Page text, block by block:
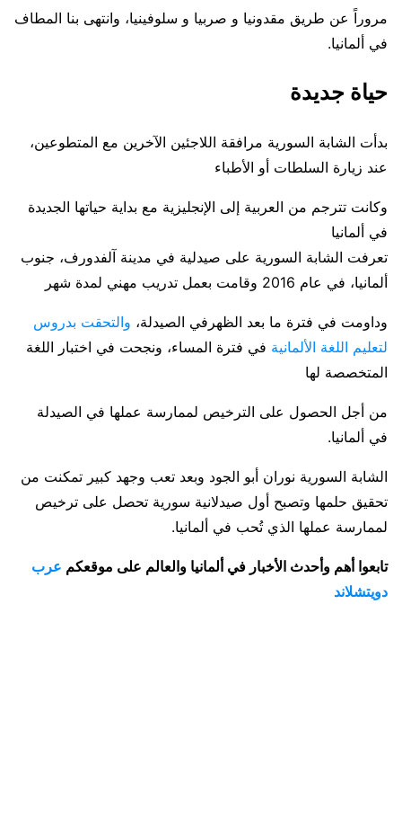
مروراً عن طريق مقدونيا و صربيا و سلوفينيا، وانتهى بنا المطاف
في ألمانيا.
حياة جديدة
بدأت الشابة السورية مرافقة اللاجئين الآخرين مع المتطوعين،
عند زيارة السلطات أو الأطباء
وكانت تترجم من العربية إلى الإنجليزية مع بداية حياتها الجديدة
في ألمانيا
تعرفت الشابة السورية على صيدلية في مدينة آلفدورف، جنوب
ألمانيا، في عام 2016 وقامت بعمل تدريب مهني لمدة شهر
وداومت في فترة ما بعد الظهرفي الصيدلة، والتحقت بدروس
لتعليم اللغة الألمانية في فترة المساء، ونجحت في اختبار اللغة
المتخصصة لها
من أجل الحصول على الترخيص لممارسة عملها في الصيدلة
في ألمانيا.
الشابة السورية نوران أبو الجود وبعد تعب وجهد كبير تمكنت من
تحقيق حلمها وتصبح أول صيدلانية سورية تحصل على ترخيص
لممارسة عملها الذي تُحب في ألمانيا.
تابعوا أهم وأحدث الأخبار في ألمانيا والعالم على موقعكم عرب
دويتشلاند